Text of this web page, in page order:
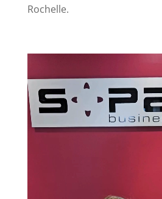
Rochelle.
vidéo